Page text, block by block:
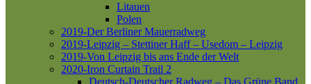
Litauen
Polen
2019-Der Berliner Mauerradweg
2019-Leipzig – Stettiner Haff – Usedom – Leipzig
2019-Von Leipzig bis ans Ende der Welt
2020-Iron Curtain Trail 2
Deutsch-Deutscher Radweg – Das Grüne Band